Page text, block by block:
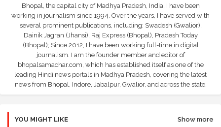
Bhopal, the capital city of Madhya Pradesh, India. I have been
working in journalism since 1994. Over the years, I have served with
several prominent publications, including: Swadesh (Gwalior),
Dainik Jagran (Jhansi), Raj Express (Bhopal), Pradesh Today
(Bhopal); Since 2012, I have been working full-time in digital
journalism. I am the founder member and editor of
bhopalsamachar.com, which has established itself as one of the
leading Hindi news portals in Madhya Pradesh, covering the latest
news from Bhopal, Indore, Jabalpur, Gwalior, and across the state.
YOU MIGHT LIKE Show more